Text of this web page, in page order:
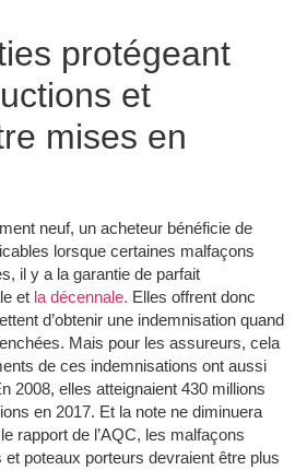
protégeant
et
mises en
neuf, un acheteur bénéficie de
lorsque certaines malfaçons
il y a la garantie de parfait
et la décennale. Elles offrent donc
d’obtenir une indemnisation quand
Mais pour les assureurs, cela
de ces indemnisations ont aussi
2008, elles atteignaient 430 millions
en 2017. Et la note ne diminuera
rapport de l’AQC, les malfaçons
poteaux porteurs devraient être plus